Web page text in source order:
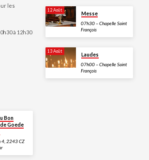
les
à 12h30
12 Août
Messe
07h30 – Chapelle Saint
François
13 Août
Laudes
07h00 – Chapelle Saint
François
Bon
Goede
4, 2243 CZ